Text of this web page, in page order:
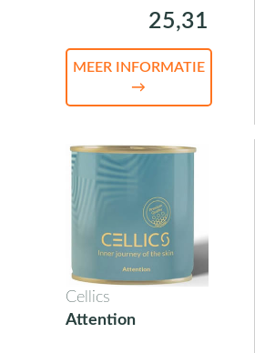
25,31
MEER INFORMATIE
→
Cellics
Attention